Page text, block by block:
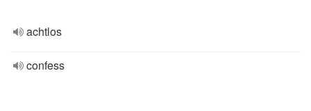
achtlos
confess